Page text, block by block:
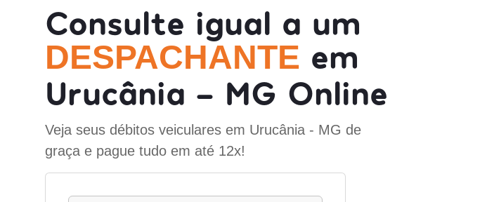
Consulte igual a um
DESPACHANTE em
Urucânia - MG Online
Veja seus débitos veiculares em Urucânia - MG de
graça e pague tudo em até 12x!